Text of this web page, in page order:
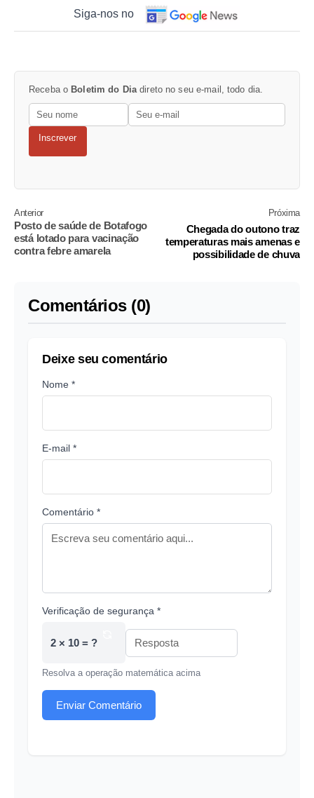
Siga-nos no
Receba o Boletim do Diadireto no seu e-mail, todo dia.
Inscrever
Anterior
Posto de saúde de Botafogo
está lotado para vacinação
contra febre amarela
Próxima
Chegada do outono traz
temperaturas mais amenas e
possibilidade de chuva
Comentários (0)
Deixe seu comentário
Nome *
E-mail *
Comentário *
Verificação de segurança *
2 × 10 = ?
Resolva a operação matemática acima
Enviar Comentário